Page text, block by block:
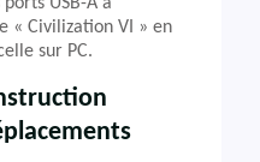
« Civilization VI » en
sur PC.